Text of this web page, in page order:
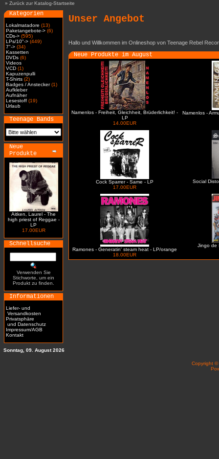
» Zurück zur Katalog-Startseite
Kategorien
Lokalmatadore (13)
Paketangebote-> (6)
CDs-> (595)
LPs/10"-> (449)
7"-> (34)
Kassetten
DVDs (6)
Videos
VCD (1)
Kapuzenpulli
T-Shirts (2)
Badges / Anstecker(1)
Aufkleber
Aufnäher
Lesestoff (19)
Urlaub
Teenage Bands
Neue
Produkte
Aitken, Laurel - The
high priest of Reggae -
LP
17.00EUR
Schnellsuche
Verwenden Sie
Stichworte, um ein
Produkt zu finden.
Informationen
Liefer- und
Versandkosten
Privatsphäre
und Datenschutz
Impressum/AGB
Kontakt
Unser Angebot
Hallo und Willkommen im Onlineshop von Teenage Rebel
Neue Produkte im August
Namenlos - Freiheit, Gleichheit, Brüderlichkeit! -
LP
14.00EUR
Namenlos -
Cock Sparrer - Same - LP
17.00EUR
Social
Ramones - Generatin' steam heat - LP/orange
18.00EUR
Jingo de
Sonntag, 09. August 2026
Copyright